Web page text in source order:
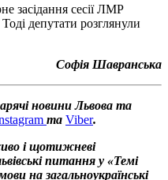
засідання сесії ЛМР
депутати розглянули
Софія Шавранська
новини Львова та
та Viber.
і щотижневі
питання у «Темі
на загальноукраїнські